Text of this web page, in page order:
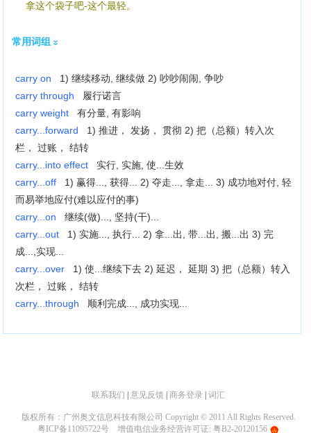
拿这个袋子吧-这个最轻。
常用词组
carry on
1) 继续移动, 继续做 2) 吵吵闹闹, 争吵
carry through
履行诺言
carry weight
有分量, 有影响
carry...forward
1) 推进， 发扬， 贯彻 2) 把（总额）转入次
栏， 过账， 结转
carry...into effect
实行, 实施, 使...生效
carry...off
1) 赢得..., 获得... 2) 夺走..., 拿走... 3) 成功地对付, 轻
而易举地应付(难以应付的事)
carry...on
继续(做)..., 坚持(干)...
carry...out
1) 实施..., 执行... 2) 拿...出, 带...出, 搬...出 3) 完
成...,实现...
carry...over
1) 使...继续下去 2) 延迟， 延期 3) 把（总额）转入
次栏， 过账， 结转
carry...through
顺利完成..., 成功实现...
联系我们 |意见反馈 |商务登录 |词汇
版权所有：广州奥文信息科技有限公司 Copyright © 2011 All Rights Reserved.
粤ICP备11095722号
增值电信业务经营许可证: 粤B2-20120156